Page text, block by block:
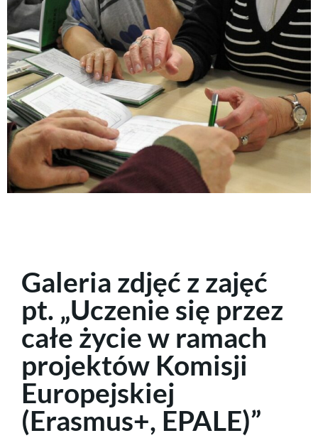
Galeria zdjęć z zajęć
pt. „Uczenie się przez
całe życie w ramach
projektów Komisji
Europejskiej
(Erasmus+, EPALE)”